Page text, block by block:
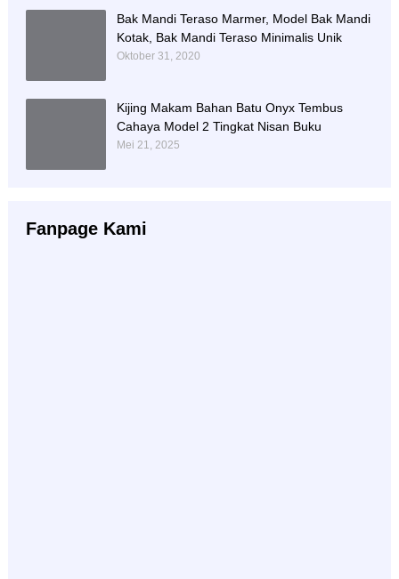
Bak Mandi Teraso Marmer, Model Bak Mandi
Kotak, Bak Mandi Teraso Minimalis Unik
Oktober 31, 2020
Kijing Makam Bahan Batu Onyx Tembus
Cahaya Model 2 Tingkat Nisan Buku
Mei 21, 2025
Fanpage Kami